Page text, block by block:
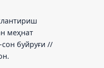
меҳнат
буйруғи //